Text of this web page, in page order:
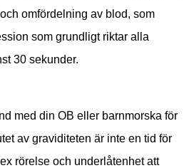
omfördelning av blod, som
som grundligt riktar alla
30 sekunder.
med din OB eller barnmorska för
av graviditeten är inte en tid för
rörelse och underlåtenhet att